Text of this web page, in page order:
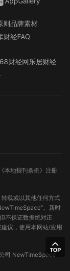
则品牌素材
财经FAQ
财经网乐居财经
本地报刊条例》注册
载或以其他任何方式
。新时
不保证数据绝对正
议，使用本网站/应用
司 NewTimeSpace